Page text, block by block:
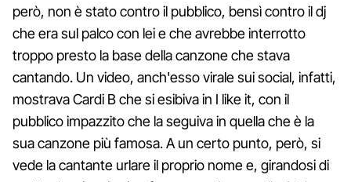
però, non è stato contro il pubblico, bensì contro il dj
che era sul palco con lei e che avrebbe interrotto
troppo presto la base della canzone che stava
cantando. Un video, anch'esso virale sui social, infatti,
mostrava Cardi B che si esibiva in I like it, con il
pubblico impazzito che la seguiva in quella che è la
sua canzone più famosa. A un certo punto, però, si
vede la cantante urlare il proprio nome e, girandosi di